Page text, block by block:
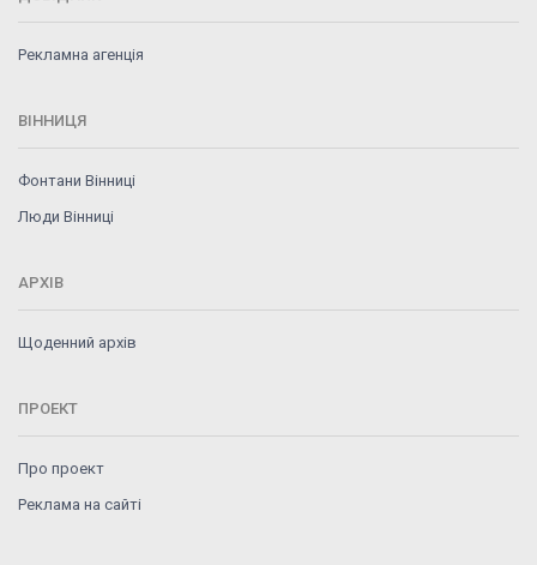
Рекламна агенція
ВІННИЦЯ
Фонтани Вінниці
Люди Вінниці
АРХІВ
Щоденний архів
ПРОЕКТ
Про проект
Реклама на сайті